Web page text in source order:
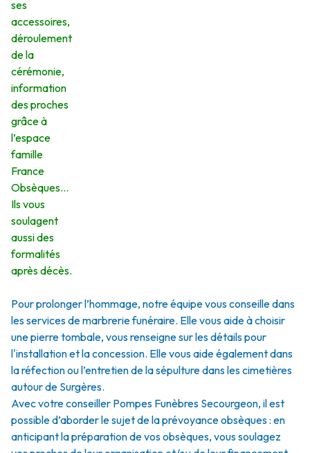
ses
accessoires,
déroulement
de la
cérémonie,
information
des proches
grâce à
l’espace
famille
France
Obsèques…
Ils vous
soulagent
aussi des
formalités
après décès.
Pour prolonger l’hommage, notre équipe vous conseille dans
les services de marbrerie funéraire. Elle vous aide à choisir
une pierre tombale, vous renseigne sur les détails pour
l'installation et la concession. Elle vous aide également dans
la réfection ou l’entretien de la sépulture dans les cimetières
autour de Surgères.
Avec votre conseiller Pompes Funèbres Secourgeon, il est
possible d’aborder le sujet de la prévoyance obsèques : en
anticipant la préparation de vos obsèques, vous soulagez